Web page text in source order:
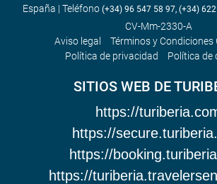
España | Teléfono (+34) 96 547 58 97, (+34)
CV-Mm-2330-A
Aviso legal
Términos y Condiciones
Política de privacidad
Política de
SITIOS WEB DE
https://
https://
https://
https://